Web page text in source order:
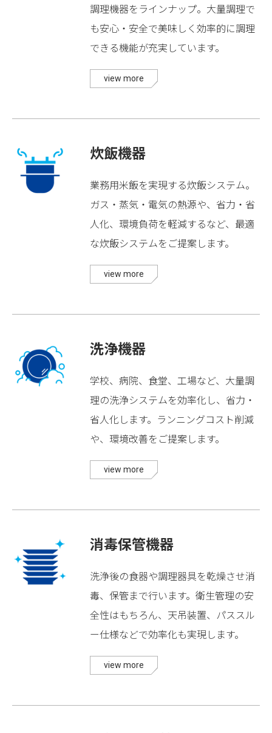
調理機器をラインナップ。大量調理で
も安心・安全で美味しく効率的に調理
できる機能が充実しています。
view more
炊飯機器
業務用米飯を実現する炊飯システム。
ガス・蒸気・電気の熱源や、省力・省
人化、環境負荷を軽減するなど、最適
な炊飯システムをご提案します。
view more
洗浄機器
学校、病院、食堂、工場など、大量調
理の洗浄システムを効率化し、省力・
省人化します。ランニングコスト削減
や、環境改善をご提案します。
view more
消毒保管機器
洗浄後の食器や調理器具を乾燥させ消
毒、保管まで行います。衛生管理の安
全性はもちろん、天吊装置、パススル
ー仕様などで効率化も実現します。
view more